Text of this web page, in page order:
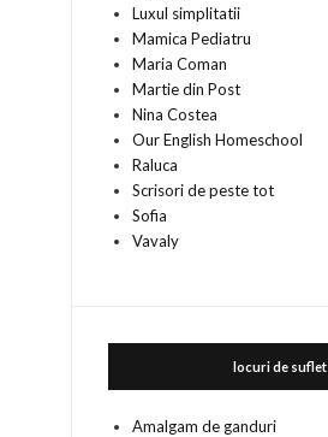
Luxul simplitatii
Mamica Pediatru
Maria Coman
Martie din Post
Nina Costea
Our English Homeschool
Raluca
Scrisori de peste tot
Sofia
Vavaly
locuri de suflet
Amalgam de ganduri